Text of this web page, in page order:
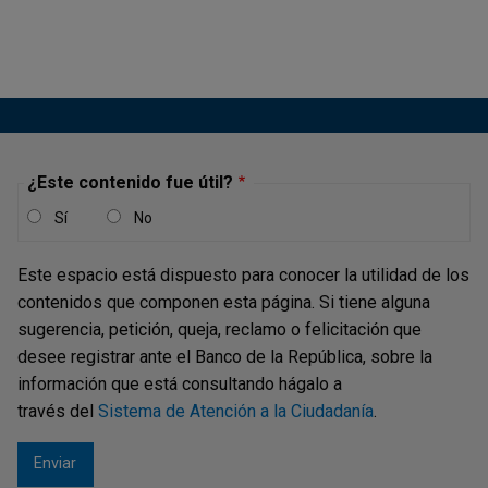
Reporte de la situación del
2017
Publicación | VIERNES, 5 DE MAYO DE 2017
En este documento se exponen los resultados de la
Encuesta sobre la situación actual del microcrédito en
Colombia[1] del primer trimestre de 2017, la cual fue
diseñada por el Departamento de Estabilidad Financiera
del Banco de la República, junto con Asomicrofinanzas,
con el fin de conocer la...
¿Este contenido fue útil?
Sí No
Este espacio está dispuesto para conocer la utilidad de los
contenidos que componen esta página. Si tiene alguna
sugerencia, petición, queja, reclamo o felicitación que
desee registrar ante el Banco de la República, sobre la
información que está consultando hágalo a
través del Sistema de Atención a la Ciudadanía.